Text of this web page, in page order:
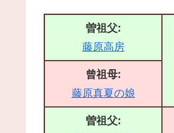
曽祖父:
藤原高房
曾祖母:
藤原真夏の娘
曽祖父: